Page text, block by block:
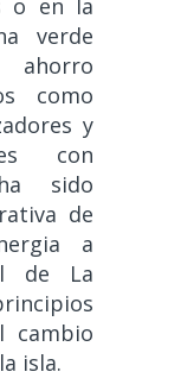
o en la
verde
como
y
con
sido
de
a
de La
cambio
isla.